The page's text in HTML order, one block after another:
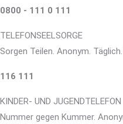
0800 - 111 0 111
TELEFONSEELSORGE
Sorgen Teilen. Anonym.
116 111
KINDER- UND JUGENDTELEFON
Nummer gegen Kummer.